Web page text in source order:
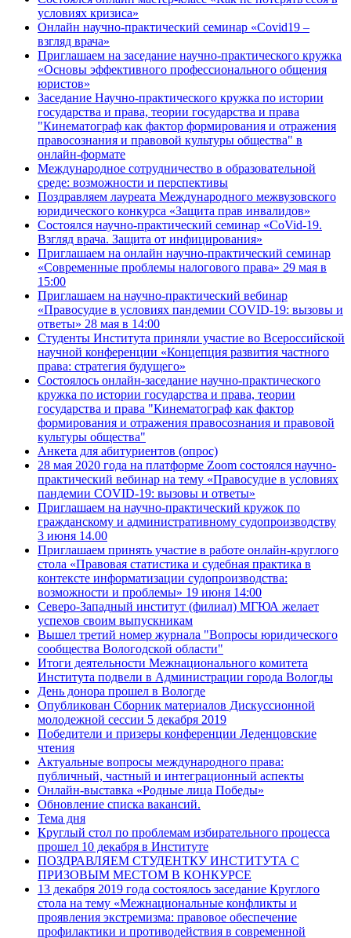
условиях кризиса»
Онлайн научно-практический семинар «Covid19 –
взгляд врача»
Приглашаем на заседание научно-практического кружка
«Основы эффективного профессионального общения
юристов»
Заседание Научно-практического кружка по истории
государства и права, теории государства и права
"Кинематограф как фактор формирования и отражения
правосознания и правовой культуры общества" в
онлайн-формате
Международное сотрудничество в образовательной
среде: возможности и перспективы
Поздравляем лауреата Международного межвузовского
юридического конкурса «Защита прав инвалидов»
Состоялся научно-практический семинар «CoVid-19.
Взгляд врача. Защита от инфицирования»
Приглашаем на онлайн научно-практический семинар
«Современные проблемы налогового права» 29 мая в
15:00
Приглашаем на научно-практический вебинар
«Правосудие в условиях пандемии COVID-19: вызовы и
ответы» 28 мая в 14:00
Студенты Института приняли участие во Всероссийской
научной конференции «Концепция развития частного
права: стратегия будущего»
Состоялось онлайн-заседание научно-практического
кружка по истории государства и права, теории
государства и права "Кинематограф как фактор
формирования и отражения правосознания и правовой
культуры общества"
Анкета для абитуриентов (опрос)
28 мая 2020 года на платформе Zoom состоялся научно-
практический вебинар на тему «Правосудие в условиях
пандемии COVID-19: вызовы и ответы»
Приглашаем на научно-практический кружок по
гражданскому и административному судопроизводству
3 июня 14.00
Приглашаем принять участие в работе онлайн-круглого
стола «Правовая статистика и судебная практика в
контексте информатизации судопроизводства:
возможности и проблемы» 19 июня 14:00
Северо-Западный институт (филиал) МГЮА желает
успехов своим выпускникам
Вышел третий номер журнала "Вопросы юридического
сообщества Вологодской области"
Итоги деятельности Межнационального комитета
Института подвели в Администрации города Вологды
День донора прошел в Вологде
Опубликован Сборник материалов Дискуссионной
молодежной сессии 5 декабря 2019
Победители и призеры конференции Леденцовские
чтения
Актуальные вопросы международного права:
публичный, частный и интеграционный аспекты
Онлайн-выставка «Родные лица Победы»
Обновление списка вакансий.
Тема дня
Круглый стол по проблемам избирательного процесса
прошел 10 декабря в Институте
ПОЗДРАВЛЯЕМ СТУДЕНТКУ ИНСТИТУТА С
ПРИЗОВЫМ МЕСТОМ В КОНКУРСЕ
13 декабря 2019 года состоялось заседание Круглого
стола на тему «Межнациональные конфликты и
проявления экстремизма: правовое обеспечение
профилактики и противодействия в современной